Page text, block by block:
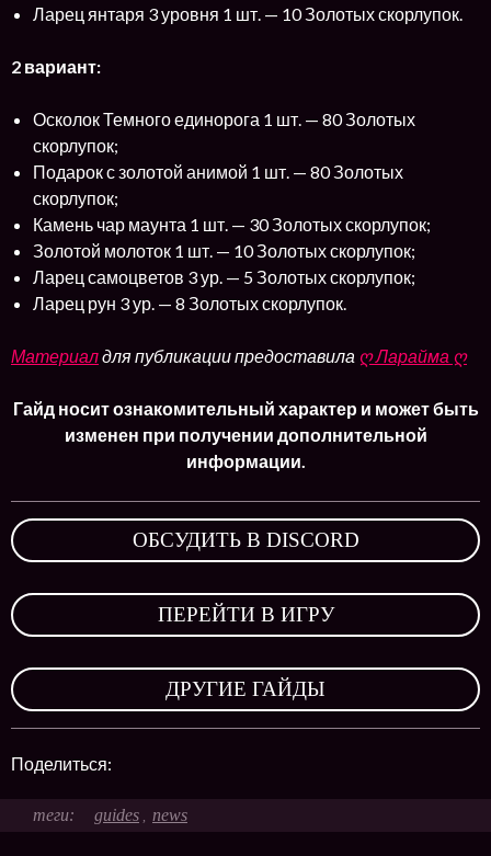
Ларец янтаря 3 уровня 1 шт. — 10 Золотых скорлупок.
2 вариант:
Осколок Темного единорога 1 шт. — 80 Золотых
скорлупок;
Подарок с золотой анимой 1 шт. — 80 Золотых
скорлупок;
Камень чар маунта 1 шт. — 30 Золотых скорлупок;
Золотой молоток 1 шт. — 10 Золотых скорлупок;
Ларец самоцветов 3 ур. — 5 Золотых скорлупок;
Ларец рун 3 ур. — 8 Золотых скорлупок.
Материалдля публикации предоставила ღ Ларайма ღ
Гайд носит ознакомительный характер и может быть
изменен при получении дополнительной
информации.
ОБСУДИТЬ В DISCORD
ПЕРЕЙТИ В ИГРУ
ДРУГИЕ ГАЙДЫ
Поделиться:
guides , news